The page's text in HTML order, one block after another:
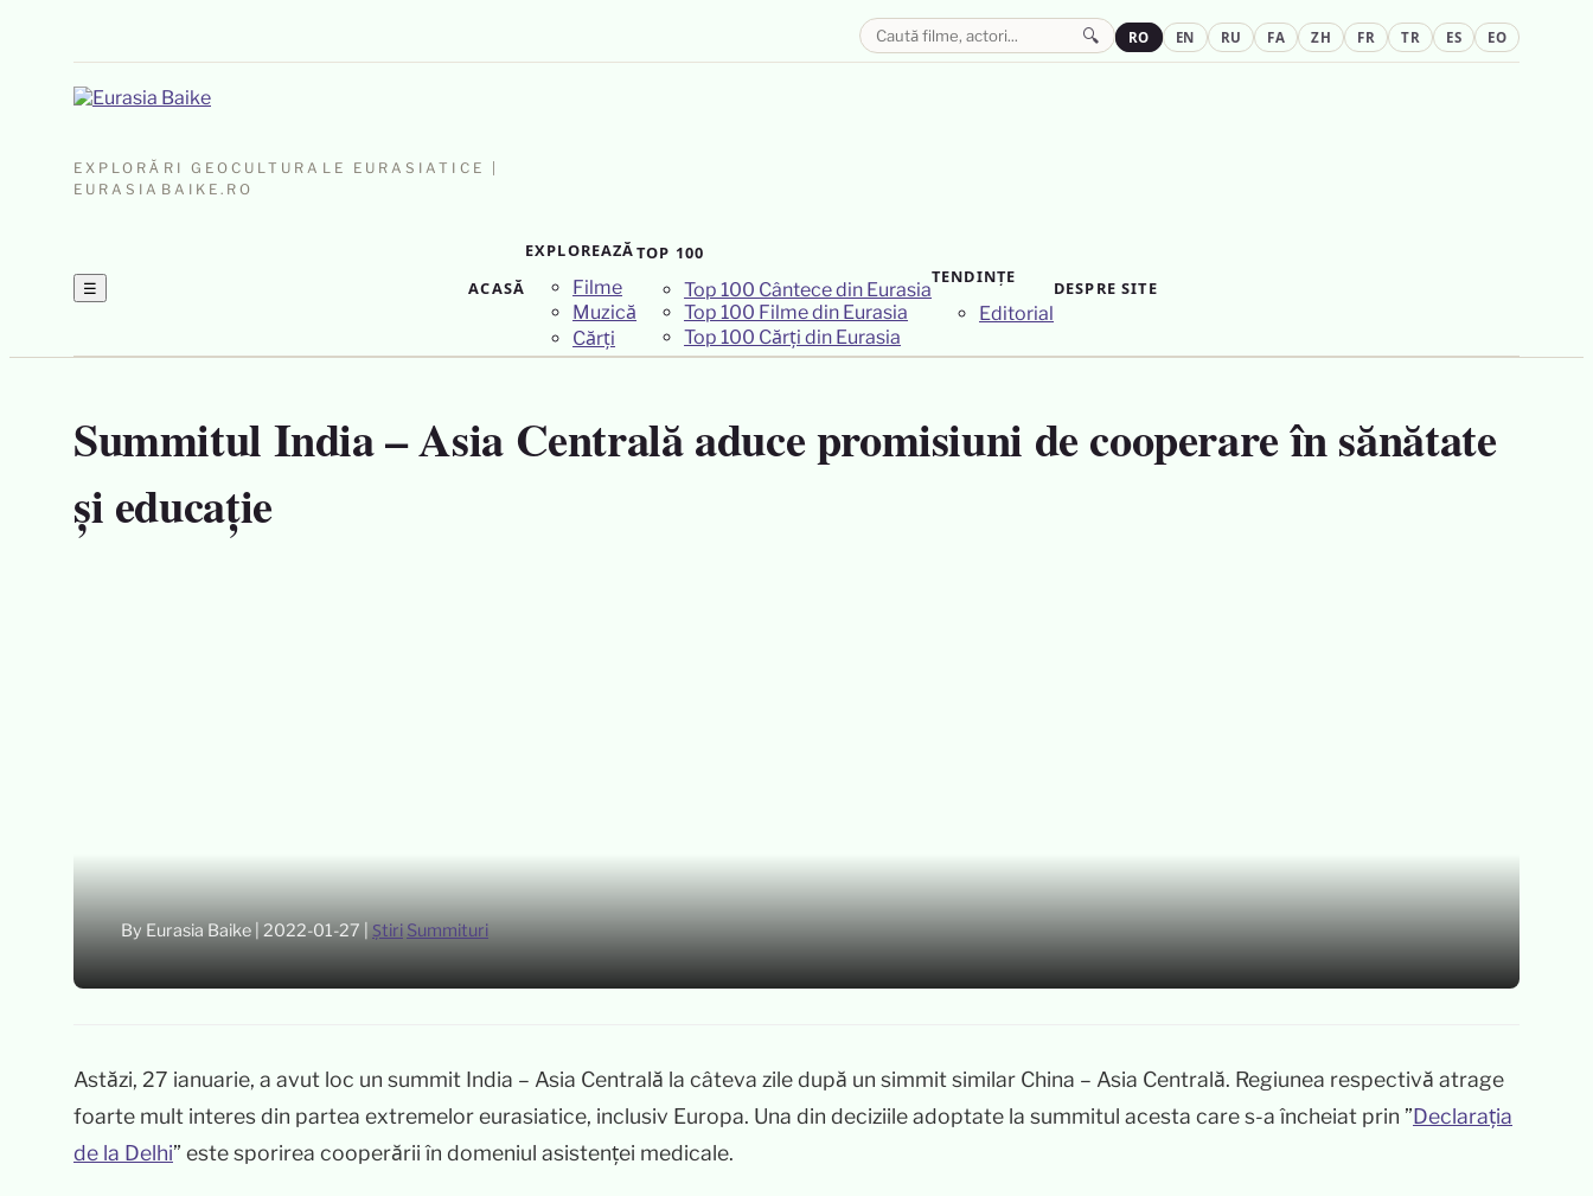
EXPLORĂRI GEOCULTURALE EURASIATICE |
EURASIABAIKE.RO
☰ ACASĂ
EXPLOREAZĂ
Filme
Muzică
Cărți
TOP 100
Top 100 Cântece din Eurasia
Top 100 Filme din Eurasia
Top 100 Cărți din Eurasia
TENDINȚE
Editorial
DESPRE SITE
🔍 RO EN RU FA ZH FR TR ES EO
Summitul India – Asia Centrală aduce promisiuni de cooperare în sănătate
și educație
By Eurasia Baike 2022-01-27 ȘtiriSummituri
Astăzi, 27 ianuarie, a avut loc un summit India – Asia Centrală la câteva zile după un simmit similar China – Asia Centrală. Regiunea respectivă atrage
foarte mult interes din partea extremelor eurasiatice, inclusiv Europa. Una din deciziile adoptate la summitul acesta care s-a încheiat prin ”Declarația
de la Delhi” este sporirea cooperării în domeniul asistenței medicale.